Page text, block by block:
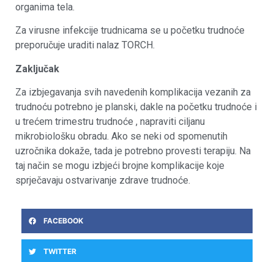
organima tela.
Za virusne infekcije trudnicama se u početku trudnoće
preporučuje uraditi nalaz TORCH.
Zaključak
Za izbjegavanja svih navedenih komplikacija vezanih za
trudnoću potrebno je planski, dakle na početku trudnoće i
u trećem trimestru trudnoće , napraviti ciljanu
mikrobiološku obradu. Ako se neki od spomenutih
uzročnika dokaže, tada je potrebno provesti terapiju. Na
taj način se mogu izbjeći brojne komplikacije koje
sprječavaju ostvarivanje zdrave trudnoće.
FACEBOOK
TWITTER